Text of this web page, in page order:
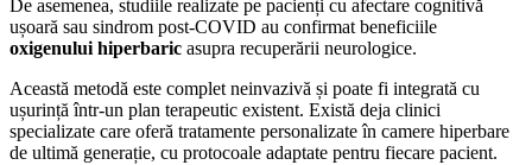
De asemenea, studiile realizate pe pacienți cu afectare cognitivă
ușoară sau sindrom post-COVID au confirmat beneficiile
oxigenului hiperbaric asupra recuperării neurologice.
Această metodă este complet neinvazivă și poate fi integrată cu
ușurință într-un plan terapeutic existent. Există deja clinici
specializate care oferă tratamente personalizate în camere hiperbare
de ultimă generație, cu protocoale adaptate pentru fiecare pacient.